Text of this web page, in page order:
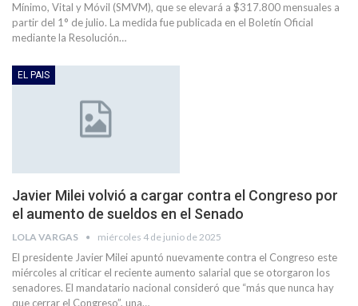
Mínimo, Vital y Móvil (SMVM), que se elevará a $317.800 mensuales a
partir del 1° de julio. La medida fue publicada en el Boletín Oficial
mediante la Resolución…
EL PAIS
Javier Milei volvió a cargar contra el Congreso por
el aumento de sueldos en el Senado
LOLA VARGAS miércoles 4 de junio de 2025
El presidente Javier Milei apuntó nuevamente contra el Congreso este
miércoles al criticar el reciente aumento salarial que se otorgaron los
senadores. El mandatario nacional consideró que “más que nunca hay
que cerrar el Congreso”, una…